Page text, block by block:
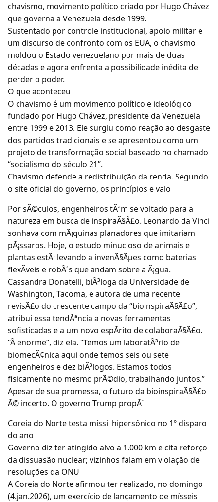
chavismo, movimento político criado por Hugo Chávez
que governa a Venezuela desde 1999.
Sustentado por controle institucional, apoio militar e
um discurso de confronto com os EUA, o chavismo
moldou o Estado venezuelano por mais de duas
décadas e agora enfrenta a possibilidade inédita de
perder o poder.
O que aconteceu
O chavismo é um movimento político e ideológico
fundado por Hugo Chávez, presidente da Venezuela
entre 1999 e 2013. Ele surgiu como reação ao desgaste
dos partidos tradicionais e se apresentou como um
projeto de transformação social baseado no chamado
“socialismo do século 21”.
Chavismo defende a redistribuição da renda. Segundo
o site oficial do governo, os princípios e valo
Por sÃ©culos, engenheiros tÃªm se voltado para a
natureza em busca de inspiraÃ§Ã£o. Leonardo da Vinci
sonhava com mÃ¡quinas planadores que imitariam
pÃ¡ssaros. Hoje, o estudo minucioso de animais e
plantas estÃ¡ levando a invenÃ§Ãµes como baterias
flexÃveis e robÃ´s que andam sobre a Ã¡gua.
Cassandra Donatelli, biÃ³loga da Universidade de
Washington, Tacoma, e autora de uma recente
revisÃ£o do crescente campo da “bioinspiraÃ§Ã£o”,
atribui essa tendÃªncia a novas ferramentas
sofisticadas e a um novo espÃrito de colaboraÃ§Ã£o.
“Ã enorme”, diz ela. “Temos um laboratÃ³rio de
biomecÃ¢nica aqui onde temos seis ou sete
engenheiros e dez biÃ³logos. Estamos todos
fisicamente no mesmo prÃ©dio, trabalhando juntos.”
Apesar de sua promessa, o futuro da bioinspiraÃ§Ã£o
Ã© incerto. O governo Trump propÃ´
Coreia do Norte testa míssil hipersônico no 1º disparo
do ano
Governo diz ter atingido alvo a 1.000 km e cita reforço
da dissuasão nuclear; vizinhos falam em violação de
resoluções da ONU
A Coreia do Norte afirmou ter realizado, no domingo
(4.jan.2026), um exercício de lançamento de mísseis